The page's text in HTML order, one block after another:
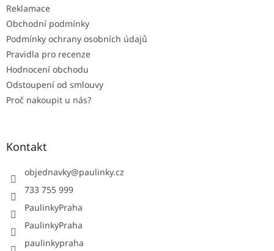
Reklamace
Obchodní podmínky
Podmínky ochrany osobních údajů
Pravidla pro recenze
Hodnocení obchodu
Odstoupení od smlouvy
Proč nakoupit u nás?
Kontakt
objednavky@paulinky.cz
733 755 999
PaulinkyPraha
PaulinkyPraha
paulinkypraha